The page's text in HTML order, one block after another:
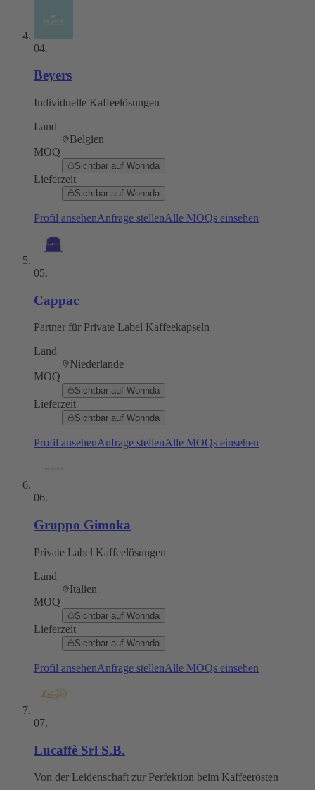
04.
Beyers
Individuelle Kaffeelösungen
Land
Belgien
MOQ
Sichtbar auf Wonnda
Lieferzeit
Sichtbar auf Wonnda
Profil ansehenAnfrage stellenAlle MOQs einsehen
05.
Cappac
Partner für Private Label Kaffeekapseln
Land
Niederlande
MOQ
Sichtbar auf Wonnda
Lieferzeit
Sichtbar auf Wonnda
Profil ansehenAnfrage stellenAlle MOQs einsehen
06.
Gruppo Gimoka
Private Label Kaffeelösungen
Land
Italien
MOQ
Sichtbar auf Wonnda
Lieferzeit
Sichtbar auf Wonnda
Profil ansehenAnfrage stellenAlle MOQs einsehen
07.
Lucaffè Srl S.B.
Von der Leidenschaft zur Perfektion beim Kaffeerösten